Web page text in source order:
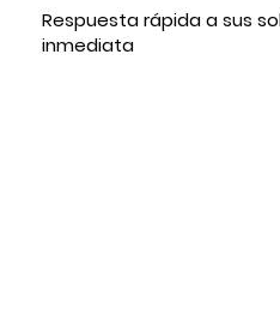
Respuesta rápida a sus
inmediata